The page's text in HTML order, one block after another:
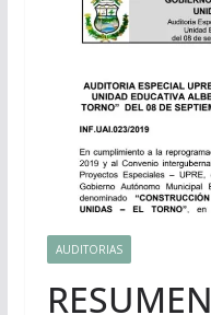
AUDITORIAS